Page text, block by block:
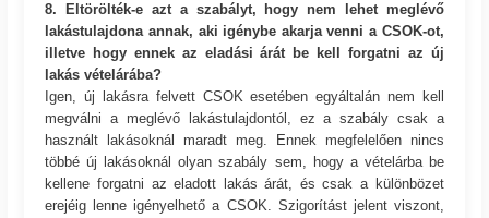
8. Eltörölték-e azt a szabályt, hogy nem lehet meglévő
lakástulajdona annak, aki igénybe akarja venni a CSOK-ot,
illetve hogy ennek az eladási árát be kell forgatni az új
lakás vételárába?
Igen, új lakásra felvett CSOK esetében egyáltalán nem kell
megválni a meglévő lakástulajdontól, ez a szabály csak a
használt lakásoknál maradt meg. Ennek megfelelően nincs
többé új lakásoknál olyan szabály sem, hogy a vételárba be
kellene forgatni az eladott lakás árát, és csak a különbözet
erejéig lenne igényelhető a CSOK. Szigorítást jelent viszont,